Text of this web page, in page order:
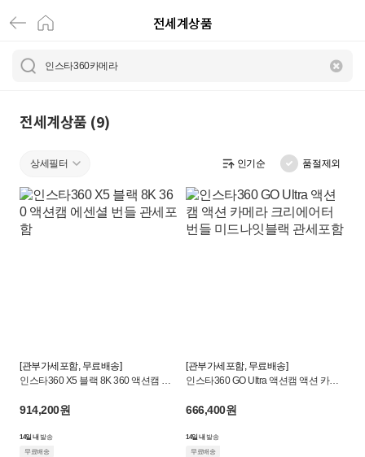
인
스
카
메
계
상
품
전세계상품
전세계상품 (9)
상세필터 인기순 품절제외
[관부가세포함, 무료배송]
인스타360 X5 블랙 8K 360 액션캠 에
914,200원
14일 내 발송
무료배송
[관부가세포함, 무료배송]
인스타360 GO Ultra 액션캠 액션 카메
포함
666,400원
14일 내 발송
무료배송